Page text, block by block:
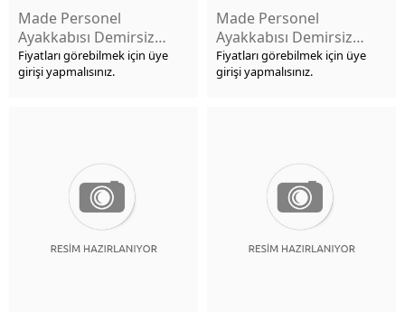
Made Personel
Ayakkabısı Demirsiz
No:40
Fiyatları görebilmek için üye
girişi yapmalısınız.
Made Personel
Ayakkabısı Demirsiz
No:45
Fiyatları görebilmek için üye
girişi yapmalısınız.